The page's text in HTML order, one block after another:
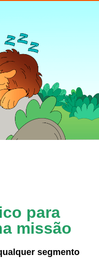
para
missão
segmento